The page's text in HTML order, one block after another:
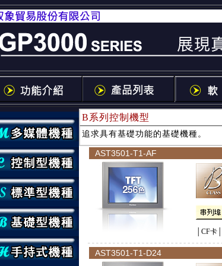
B系列控制機型
追求具有基礎功能的基礎機種。
AST3501-T1-AF
│CF卡│
AST3501-T1-D24